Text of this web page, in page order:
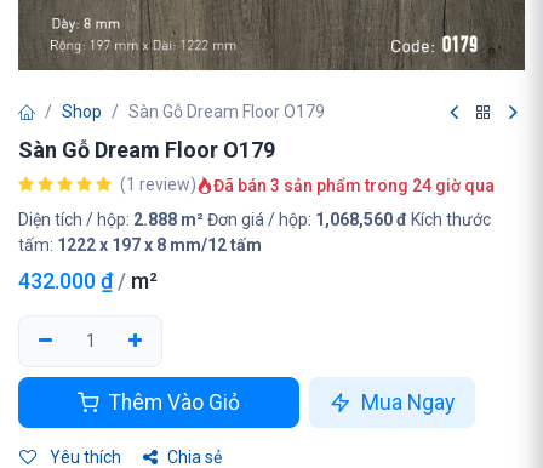
Shop Sàn Gỗ Dream Floor O179
Sàn Gỗ Dream Floor O179
(1 review)
Đã bán 3 sản phẩm trong 24 giờ qua
Diện tích / hộp: 2.888 m²Đơn giá / hộp: 1,068,560 đ Kích thước
tấm: 1222 x 197 x 8 mm/12 tấm
432.000₫ / m²
Thêm Vào Giỏ Mua Ngay
Yêu thích Chia sẻ